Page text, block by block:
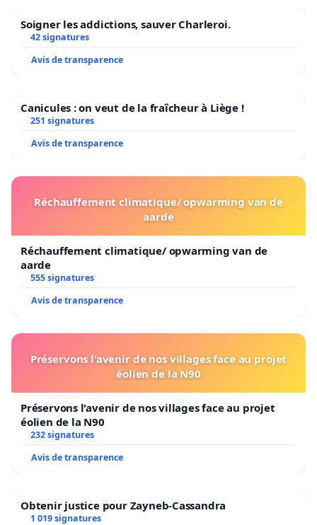
Soigner les addictions, sauver Charleroi.
42 signatures
Avis de transparence
Canicules : on veut de la fraîcheur à Liège !
251 signatures
Avis de transparence
Réchauffement climatique/ opwarming van de
aarde
Réchauffement climatique/ opwarming van de
aarde
555 signatures
Avis de transparence
Préservons l'avenir de nos villages face au projet
éolien de la N90
Préservons l'avenir de nos villages face au projet
éolien de la N90
232 signatures
Avis de transparence
Obtenir justice pour Zayneb-Cassandra
1 019 signatures